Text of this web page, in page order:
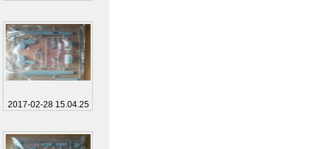
2017-02-28 15.04.25